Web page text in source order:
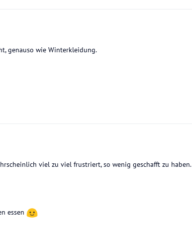
genauso wie Winterkleidung.
viel zu viel frustriert, so wenig geschafft zu haben.
essen